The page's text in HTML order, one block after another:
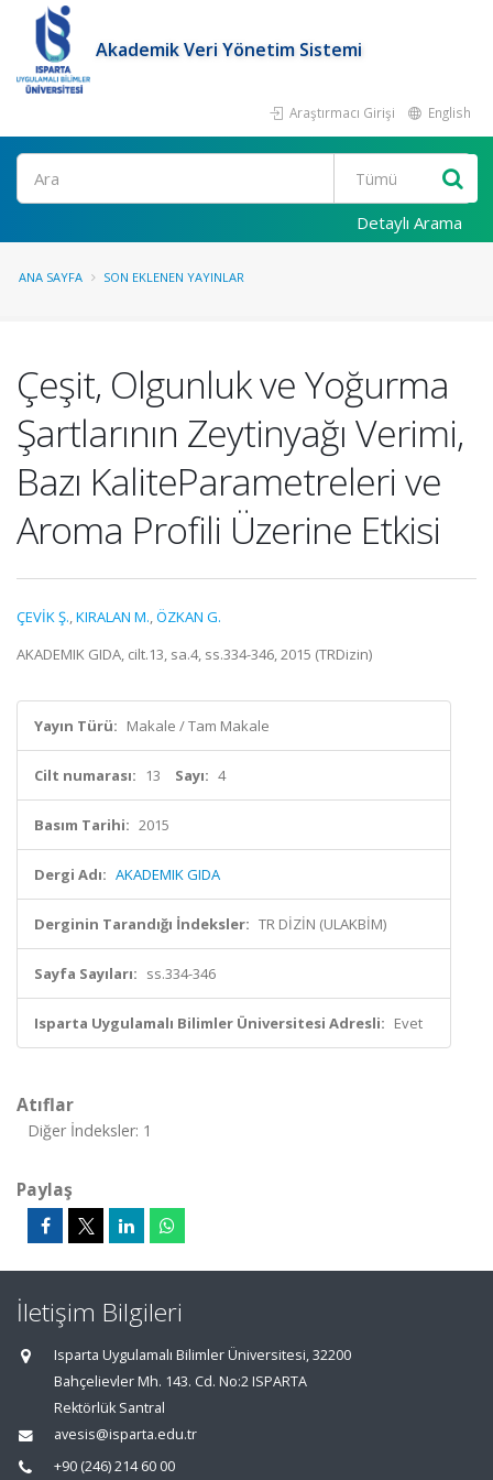
Akademik Veri Yönetim Sistemi
Araştırmacı Girişi English
Ara
Detaylı Arama
ANA SAYFA SON EKLENEN YAYINLAR
Çeşit, Olgunluk ve Yoğurma
Şartlarının Zeytinyağı Verimi,
Bazı KaliteParametreleri ve
Aroma Profili Üzerine Etkisi
ÇEVİK Ş.,KIRALAN M.,ÖZKAN G.
AKADEMIK GIDA, cilt.13, sa.4, ss.334-346, 2015 (TRDizin)
Yayın Türü: Makale / Tam Makale
Cilt numarası: 13 Sayı: 4
Basım Tarihi: 2015
Dergi Adı: AKADEMIK GIDA
Derginin Tarandığı İndeksler: TR DİZİN (ULAKBİM)
Sayfa Sayıları: ss.334-346
Isparta Uygulamalı Bilimler Üniversitesi Adresli: Evet
Atıflar
Diğer İndeksler: 1
Paylaş
İletişim Bilgileri
Isparta Uygulamalı Bilimler Üniversitesi, 32200
Bahçelievler Mh. 143. Cd. No:2 ISPARTA
Rektörlük Santral
avesis@isparta.edu.tr
+90 (246) 214 60 00